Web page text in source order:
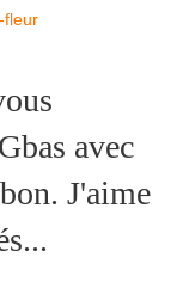
avec
J'aime